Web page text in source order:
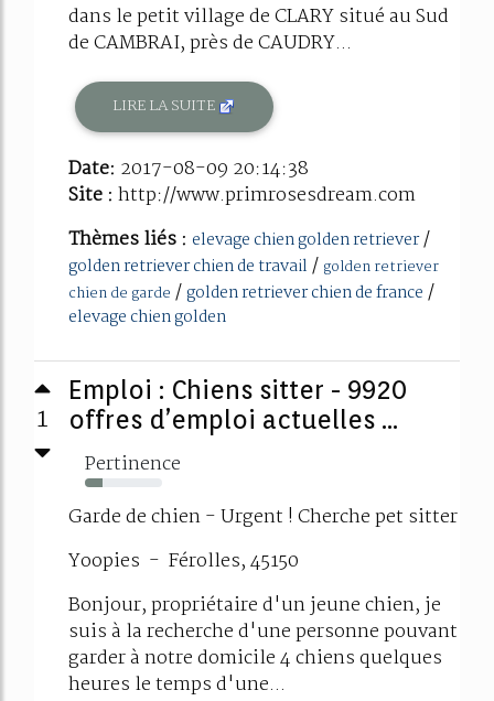
dans le petit village de CLARY situé au Sud
de CAMBRAI, près de CAUDRY...
LIRE LA SUITE
Date: 2017-08-09 20:14:38
Site : http://www.primrosesdream.com
Thèmes liés : elevage chien golden retriever/
golden retriever chien de travail / golden retriever
chien de garde / golden retriever chien de france /
elevage chien golden
1
Emploi : Chiens sitter - 9920
offres d’emploi actuelles ...
Pertinence
23%
Garde de chien - Urgent ! Cherche pet sitter
Yoopies - Férolles, 45150
Bonjour, propriétaire d'un jeune chien, je
suis à la recherche d'une personne pouvant
garder à notre domicile 4 chiens quelques
heures le temps d'une...